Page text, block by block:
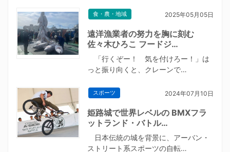
食・農・地域 2025年05月05日
遠洋漁業者の努力を胸に刻む
佐々木ひろこ フードジ…
「行くぞー！ 気を付けろー！」は
っと振り向くと、クレーンで…
スポーツ 2024年07月10日
姫路城で世界レベルの BMXフラ
ットランド・バトル…
日本伝統の城を背景に、アーバン・
ストリート系スポーツの自転…